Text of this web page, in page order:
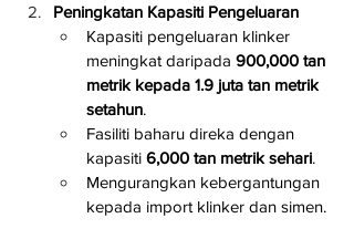
Peningkatan Kapasiti Pengeluaran
Kapasiti pengeluaran klinker
meningkat daripada 900,000 tan
metrik kepada 1.9 juta tan metrik
setahun.
Fasiliti baharu direka dengan
kapasiti 6,000 tan metrik sehari.
Mengurangkan kebergantungan
kepada import klinker dan simen.